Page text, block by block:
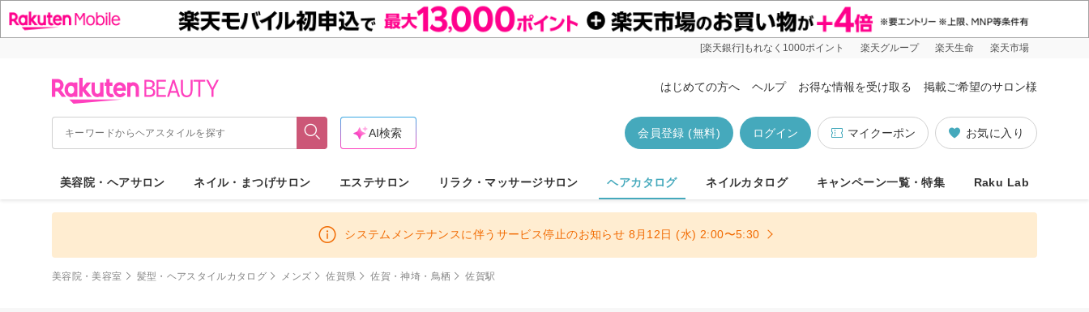
[楽天銀行]もれなく1000ポイント 楽天グループ 楽天生命 楽天市場
はじめての方へ ヘルプ お得な情報を受け取る 掲載ご希望のサロン様
お気に入り
マイクーポン
ログイン
会員登録 (無料)
AI検索
美容院・ヘアサロン ネイル・まつげサロン エステサロン リラク・マッサージサロン ヘアカタログ ネイルカタログ キャンペーン一覧・特集 Raku Lab
システムメンテナンスに伴うサービス停止のお知らせ 8月12日 (水) 2:00〜5:30
美容院・美容室 髪型・ヘアスタイルカタログ メンズ 佐賀県 佐賀・神埼・鳥栖 佐賀駅